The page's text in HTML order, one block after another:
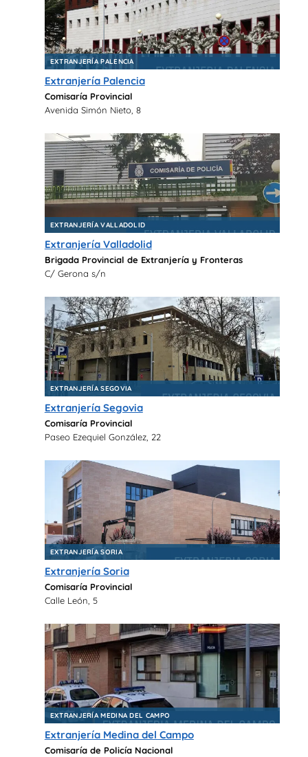
EXTRANJERÍA PALENCIA
Extranjería Palencia
Comisaría Provincial
Avenida Simón Nieto, 8
EXTRANJERÍA VALLADOLID
Extranjería Valladolid
Brigada Provincial de Extranjería y Fronteras
C/ Gerona s/n
EXTRANJERÍA SEGOVIA
Extranjería Segovia
Comisaría Provincial
Paseo Ezequiel González, 22
EXTRANJERÍA SORIA
Extranjería Soria
Comisaría Provincial
Calle León, 5
EXTRANJERÍA MEDINA DEL CAMPO
Extranjería Medina del Campo
Comisaría de Policía Nacional